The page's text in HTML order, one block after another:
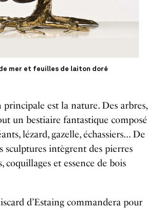
mer et feuilles de laiton doré
est la nature. Des arbres,
un bestiaire fantastique composé
lézard, gazelle, échassiers… De
sculptures intègrent des pierres
coquillages et essence de bois
d’Estaing commandera pour